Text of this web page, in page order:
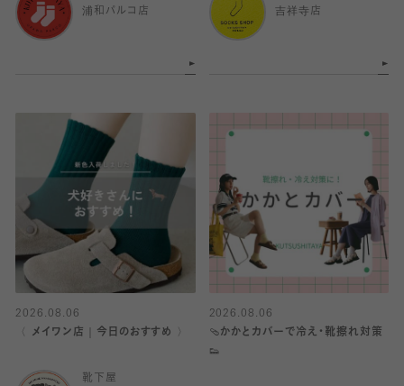
浦和パルコ店
吉祥寺店
2026.08.06
〈 メイワン店｜今日のおすすめ 〉
靴下屋
2026.08.06
🩴かかとカバーで冷え・靴擦れ対策
👟